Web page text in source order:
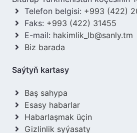
Telefon belgisi: +993 (422)
Faks: +993 (422) 31455
E-mail: hakimlik_lb@sanly.tm
Biz barada
Saýtyň kartasy
Baş sahypa
Esasy habarlar
Habarlaşmak üçin
Gizlinlik syýasaty